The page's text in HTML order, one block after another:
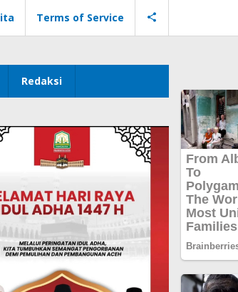
Terms of Service
Redaksi